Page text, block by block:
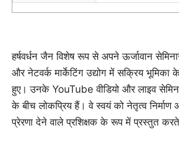
हर्षवर्धन जैन विशेष रूप से अपने ऊर्जावान
और नेटवर्क मार्केटिंग उद्योग में सक्रिय भूमिका
हुए। उनके YouTube वीडियो और लाइव
के बीच लोकप्रिय हैं। वे स्वयं को नेतृत्व
प्रेरणा देने वाले प्रशिक्षक के रूप में प्रस्तुत